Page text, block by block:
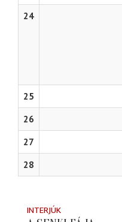
24
25
26
27
28
INTERJÚK